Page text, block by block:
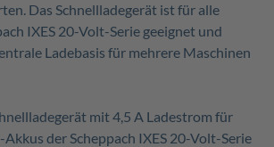
Das Schnellladegerät ist für alle
IXES 20-Volt-Serie geeignet und
Ladebasis für mehrere Maschinen
mit 4,5 A Ladestrom für
der Scheppach IXES 20-Volt-Serie